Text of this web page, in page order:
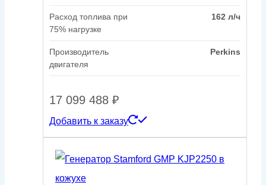
Расход топлива при
75% нагрузке
162 л/ч
Производитель
двигателя
Perkins
17 099 488 ₽
Добавить к заказу